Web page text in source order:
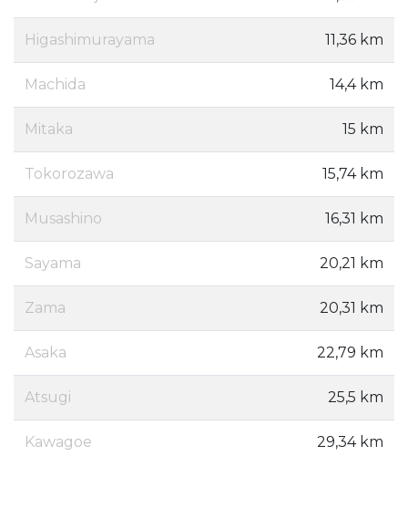
Higashimurayama 11,36 km
Machida 14,4 km
Mitaka 15 km
Tokorozawa 15,74 km
Musashino 16,31 km
Sayama 20,21 km
Zama 20,31 km
Asaka 22,79 km
Atsugi 25,5 km
Kawagoe 29,34 km